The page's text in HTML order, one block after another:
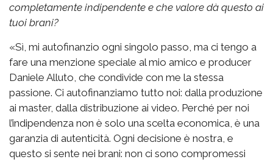
completamente indipendente e che valore dà questo ai
tuoi brani?
«Sì, mi autofinanzio ogni singolo passo, ma ci tengo a
fare una menzione speciale al mio amico e producer
Daniele Alluto, che condivide con me la stessa
passione. Ci autofinanziamo tutto noi: dalla produzione
ai master, dalla distribuzione ai video. Perché per noi
l’indipendenza non è solo una scelta economica, è una
garanzia di autenticità. Ogni decisione è nostra, e
questo si sente nei brani: non ci sono compromessi